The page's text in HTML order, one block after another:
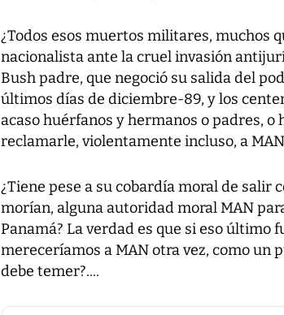
¿Todos esos muertos militares, muchos
nacionalista ante la cruel invasión
Bush padre, que negoció su salida del
últimos días de diciembre-89, y los
acaso huérfanos y hermanos o padres, o
reclamarle, violentamente incluso, a
¿Tiene pese a su cobardía moral de salir
morían, alguna autoridad moral MAN
Panamá? La verdad es que si eso último
mereceríamos a MAN otra vez, como un
debe temer?....